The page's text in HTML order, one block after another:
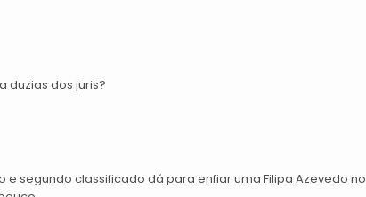
duzias dos juris?
e segundo classificado dá para enfiar uma Filipa Azevedo no